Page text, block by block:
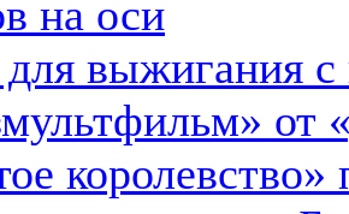
на оси
выжигания с
от